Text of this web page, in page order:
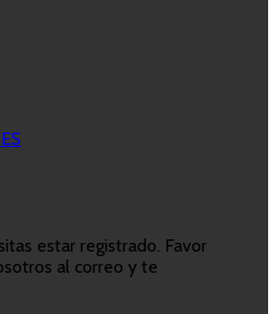
estar registrado. Favor
al correo y te